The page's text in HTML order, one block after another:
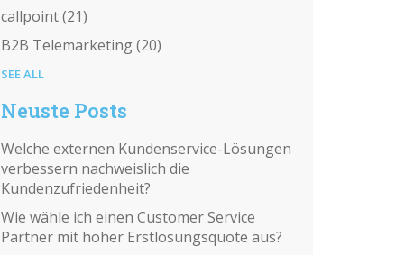
callpoint(21)
B2B Telemarketing(20)
SEE ALL
Neuste Posts
Welche externen Kundenservice-Lösungen
verbessern nachweislich die
Kundenzufriedenheit?
Wie wähle ich einen Customer Service
Partner mit hoher Erstlösungsquote aus?